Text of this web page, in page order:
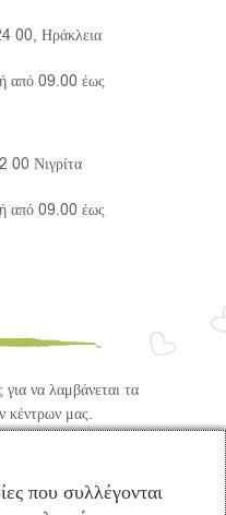
00, Ηράκλεια
από 09.00 έως
00 Νιγρίτα
από 09.00 έως
να λαμβάνεται τα
κέντρων μας.
που συλλέγονται